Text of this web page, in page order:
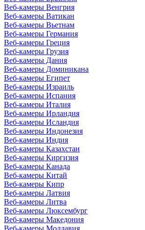
Веб-камеры Венгрия
Веб-камеры Ватикан
Веб-камеры Вьетнам
Веб-камеры Германия
Веб-камеры Греция
Веб-камеры Грузия
Веб-камеры Дания
Веб-камеры Доминикана
Веб-камеры Египет
Веб-камеры Израиль
Веб-камеры Испания
Веб-камеры Италия
Веб-камеры Ирландия
Веб-камеры Исландия
Веб-камеры Индонезия
Веб-камеры Индия
Веб-камеры Казахстан
Веб-камеры Киргизия
Веб-камеры Канада
Веб-камеры Китай
Веб-камеры Кипр
Веб-камеры Латвия
Веб-камеры Литва
Веб-камеры Люксембург
Веб-камеры Македония